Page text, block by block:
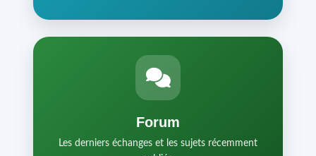
Forum
Les derniers échanges et les sujets récemment